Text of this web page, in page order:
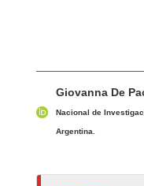
t
e
Giovanna De
Nacional de
Argentina.